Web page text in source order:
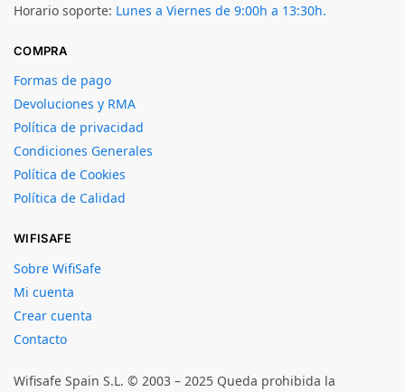
Horario soporte: Lunes a Viernes de 9:00h a 13:30h.
COMPRA
Formas de pago
Devoluciones y RMA
Política de privacidad
Condiciones Generales
Política de Cookies
Política de Calidad
WIFISAFE
Sobre WifiSafe
Mi cuenta
Crear cuenta
Contacto
Wifisafe Spain S.L. © 2003 – 2025 Queda prohibida la